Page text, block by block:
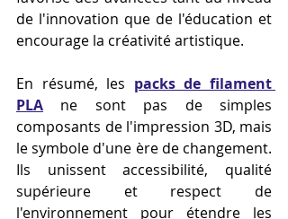
de l'innovation que de l'éducation et
encourage la créativité artistique.
En résumé, les packs de filament
PLA ne sont pas de simples
composants de l'impression 3D, mais
le symbole d'une ère de changement.
Ils unissent accessibilité, qualité
supérieure et respect de
l'environnement pour étendre les